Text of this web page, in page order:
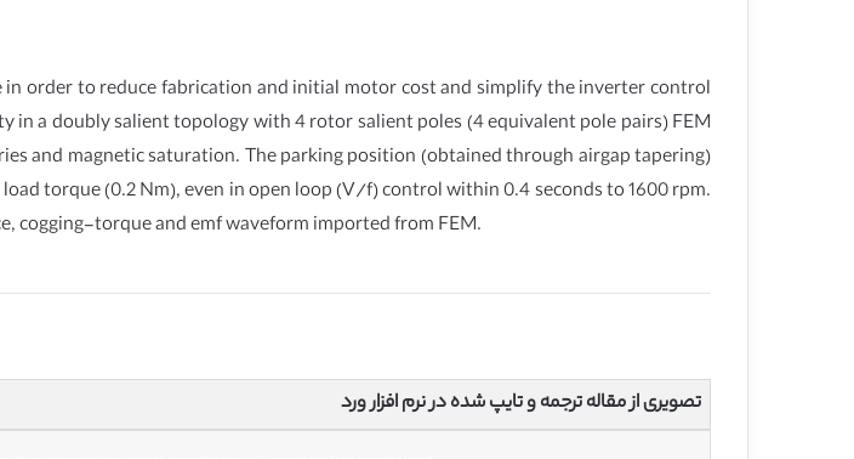
order to reduce fabrication and initial motor cost and simplify the inverter control
a doubly salient topology with 4 rotor salient poles (4 equivalent pole pairs) FEM
and magnetic saturation. The parking position (obtained through airgap tapering)
torque (0.2 Nm), even in open loop (V/f) control within 0.4 seconds to 1600 rpm.
cogging-torque and emf waveform imported from FEM.
تصویری از مقاله ترجمه و تایپ شده در نرم افزار ورد